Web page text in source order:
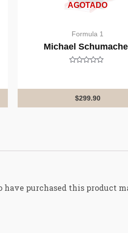
AGOTADO
Formula 1
Michael
of
$299.90
have purchased this product